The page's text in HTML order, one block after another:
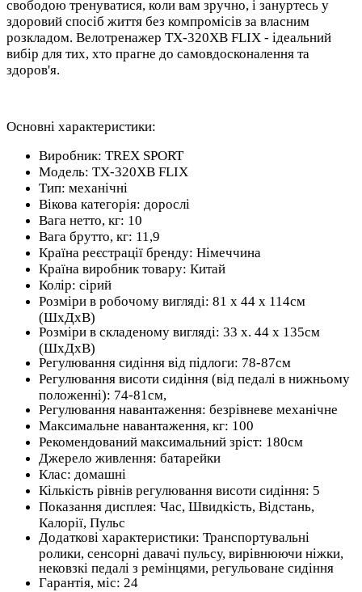
свободою тренуватися, коли вам зручно, і зануртесь у
здоровий спосіб життя без компромісів за власним
розкладом. Велотренажер TX-320XB FLIX - ідеальний
вибір для тих, хто прагне до самовдосконалення та
здоров'я.
Основні характеристики:
Виробник: TREX SPORT
Модель: TX-320XB FLIX
Тип: механічні
Вікова категорія: дорослі
Вага нетто, кг: 10
Вага брутто, кг: 11,9
Країна реєстрації бренду: Німеччина
Країна виробник товару: Китай
Колір: сірий
Розміри в робочому вигляді: 81 x 44 x 114см
(ШхДхВ)
Розміри в складеному вигляді: 33 х. 44 х 135см
(ШхДхВ)
Регулювання сидіння від підлоги: 78-87см
Регулювання висоти сидіння (від педалі в нижньому
положенні): 74-81см,
Регулювання навантаження: безрівневе механічне
Максимальне навантаження, кг: 100
Рекомендований максимальний зріст: 180см
Джерело живлення: батарейки
Клас: домашні
Кількість рівнів регулювання висоти сидіння: 5
Показання дисплея: Час, Швидкість, Відстань,
Калорії, Пульс
Додаткові характеристики: Транспортувальні
ролики, сенсорні давачі пульсу, вирівнюючи ніжки,
нековзкі педалі з ремінцями, регульоване сидіння
Гарантія, міс: 24